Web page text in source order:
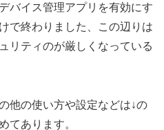
バイス管理アプリを有効にす
で終わりました、この辺りは
リティのが厳しくなっている
他の使い方や設定などは↓の
てあります。